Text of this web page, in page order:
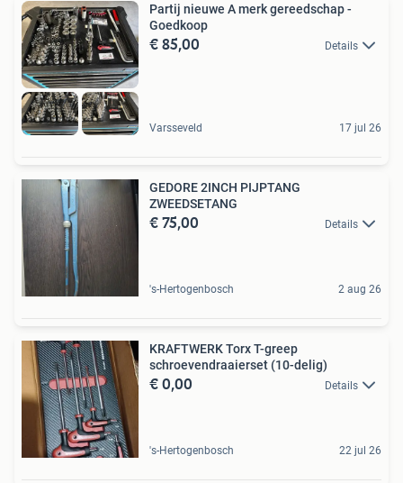
Partij nieuwe A merk gereedschap -
Goedkoop
€ 85,00 Details
Varsseveld 17 jul 26
GEDORE 2INCH PIJPTANG
ZWEEDSETANG
€ 75,00 Details
's-Hertogenbosch 2 aug 26
KRAFTWERK Torx T-greep
schroevendraaierset (10-delig)
€ 0,00 Details
's-Hertogenbosch 22 jul 26